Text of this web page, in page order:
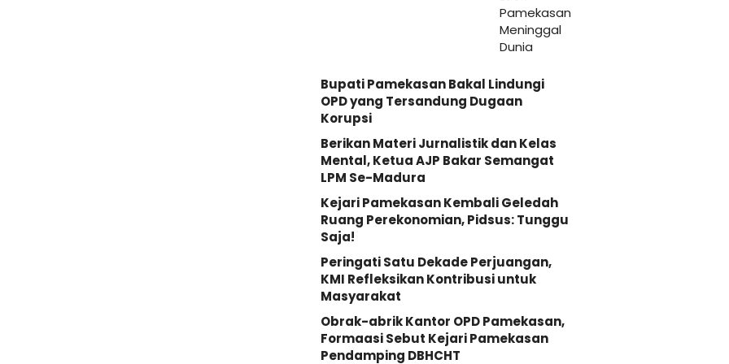
Bupati Pamekasan Bakal Lindungi
OPD yang Tersandung Dugaan
Korupsi
Berikan Materi Jurnalistik dan Kelas
Mental, Ketua AJP Bakar Semangat
LPM Se-Madura
Kejari Pamekasan Kembali Geledah
Ruang Perekonomian, Pidsus: Tunggu
Saja!
Peringati Satu Dekade Perjuangan,
KMI Refleksikan Kontribusi untuk
Masyarakat
Obrak-abrik Kantor OPD Pamekasan,
Formaasi Sebut Kejari Pamekasan
Pendamping DBHCHT